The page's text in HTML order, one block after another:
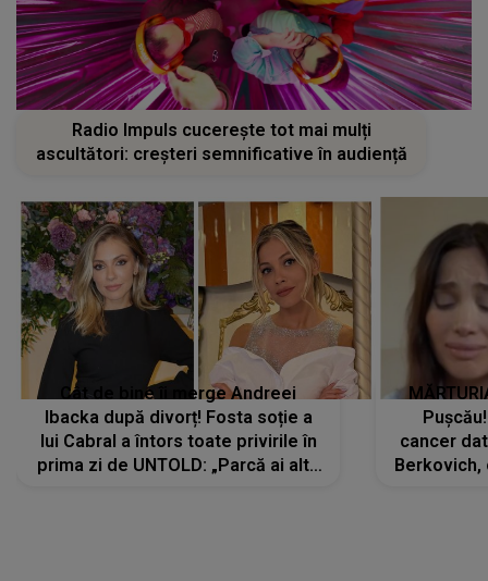
Radio Impuls cucerește tot mai mulți
ascultători: creșteri semnificative în audiență
Cât de bine îi merge Andreei
Ibacka după divorț! Fosta soție a
lui Cabral a întors toate privirile în
prima zi de UNTOLD: „Parcă ai altă
cancer
Berkovich,